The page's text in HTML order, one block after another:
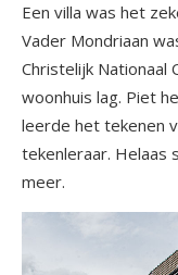
Een villa was het
Vader Mondriaan
Christelijk
woonhuis lag. Piet
leerde het tekenen
tekenleraar. Helaas
meer.